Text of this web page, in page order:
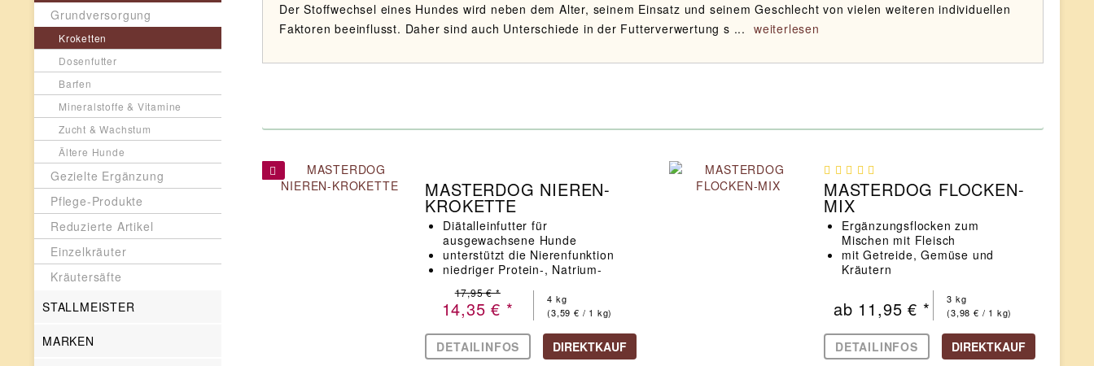
Grundversorgung
Kroketten
Dosenfutter
Barfen
Mineralstoffe & Vitamine
Zucht & Wachstum
Ältere Hunde
Gezielte Ergänzung
Pflege-Produkte
Reduzierte Artikel
Einzelkräuter
Kräutersäfte
STALLMEISTER
MARKEN
Der Stoffwechsel eines Hundes wird neben dem Alter, seinem Einsatz und seinem Geschlecht von vielen weiteren individuellen
Faktoren beeinflusst. Daher sind auch Unterschiede in der Futterverwertung s ... weiterlesen
MASTERDOG NIEREN-
KROKETTE
Diätalleinfutter für
ausgewachsene Hunde
unterstützt die Nierenfunktion
niedriger Protein-, Natrium-
4 kg
(3,59 € / 1 kg)
14,35 € *
17,95 € *
DETAILINFOS DIREKTKAUF
MASTERDOG FLOCKEN-
MIX
Ergänzungsflocken zum
Mischen mit Fleisch
mit Getreide, Gemüse und
Kräutern
3 kg
(3,98 € / 1 kg)
ab 11,95 € *
DETAILINFOS DIREKTKAUF